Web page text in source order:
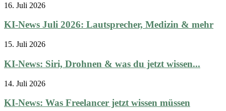
16. Juli 2026
KI-News Juli 2026: Lautsprecher, Medizin & mehr
15. Juli 2026
KI-News: Siri, Drohnen & was du jetzt wissen...
14. Juli 2026
KI-News: Was Freelancer jetzt wissen müssen